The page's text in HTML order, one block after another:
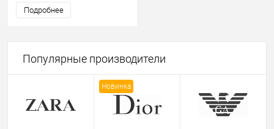
Подробнее
Популярные производители
Новинка